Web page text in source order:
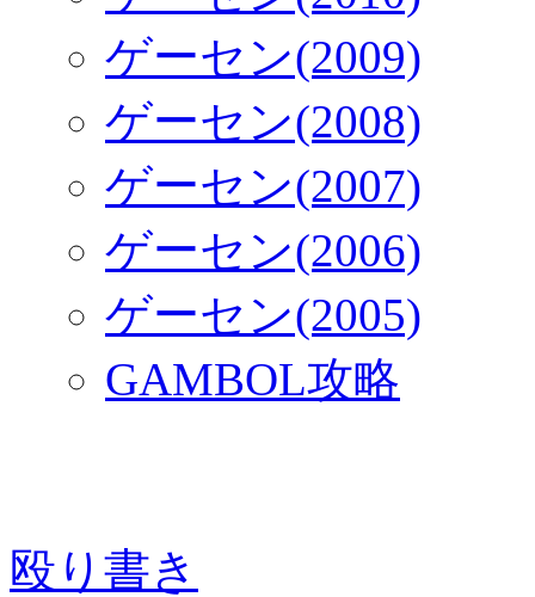
ゲーセン(2009)
ゲーセン(2008)
ゲーセン(2007)
ゲーセン(2006)
ゲーセン(2005)
GAMBOL攻略
殴り書き